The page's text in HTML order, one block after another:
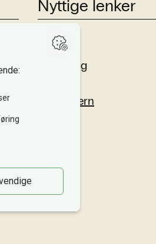
Nyttige lenker
Studier
Forskning
Personvern